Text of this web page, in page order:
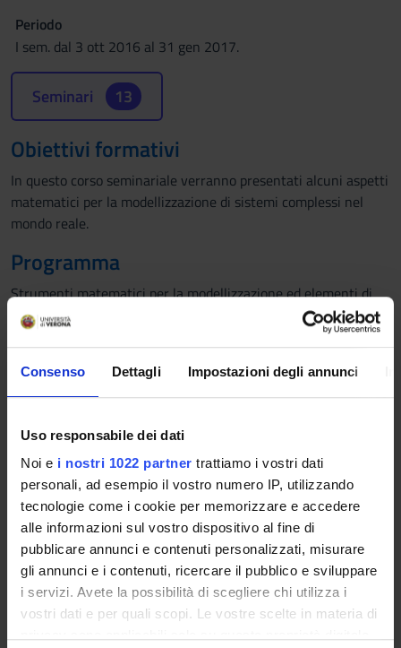
Consenso Dettagli Impostazioni degli annunci
Uso responsabile dei dati
Noi e i nostri 1022 partner trattiamo i vostri dati
personali, ad esempio il vostro numero IP, utilizzando
tecnologie come i cookie per memorizzare e accedere
alle informazioni sul vostro dispositivo al fine di
pubblicare annunci e contenuti personalizzati, misurare
gli annunci e i contenuti, ricercare il pubblico e sviluppare
i servizi. Avete la possibilità di scegliere chi utilizza i
vostri dati e per quali scopi. Le vostre scelte in materia di
Periodo
I sem. dal 3 ott 2016 al 31 gen 2017.
Seminari 13
Obiettivi formativi
In questo corso seminariale verranno presentati alcuni aspetti
matematici per la modellizzazione di sistemi complessi nel
mondo reale.
Programma
Strumenti matematici per la modellizzazione ed elementi di
ottimizzazione.
with Pairwise Incompatibility Constraints and Unitary
Demands: A Branch-and-Price Approach" by prof. Renata
In this work, we study a supplier selection and routing
problem where a fleet of homogeneous vehicles with a
predefined capacity is available for procuring different
products from different suppliers with the aim to satisfy
demand at the minimum traveling and purchasing cost.
Decisions are further complicated by the presence of pairwise
incompatibility constraints among products, implying the
impossibility of loading two incompatible products on the
same vehicle. The problem is known as the Multi-Vehicle